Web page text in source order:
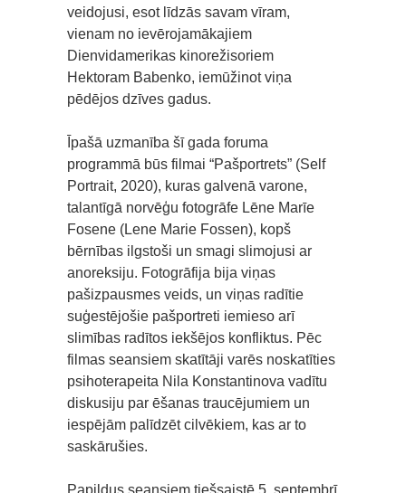
veidojusi, esot līdzās savam vīram,
vienam no ievērojamākajiem
Dienvidamerikas kinorežisoriem
Hektoram Babenko, iemūžinot viņa
pēdējos dzīves gadus.
Īpašā uzmanība šī gada foruma
programmā būs filmai “Pašportrets” (Self
Portrait, 2020), kuras galvenā varone,
talantīgā norvēģu fotogrāfe Lēne Marīe
Fosene (Lene Marie Fossen), kopš
bērnības ilgstoši un smagi slimojusi ar
anoreksiju. Fotogrāfija bija viņas
pašizpausmes veids, un viņas radītie
suģestējošie pašportreti iemieso arī
slimības radītos iekšējos konfliktus. Pēc
filmas seansiem skatītāji varēs noskatīties
psihoterapeita Nila Konstantinova vadītu
diskusiju par ēšanas traucējumiem un
iespējām palīdzēt cilvēkiem, kas ar to
saskārušies.